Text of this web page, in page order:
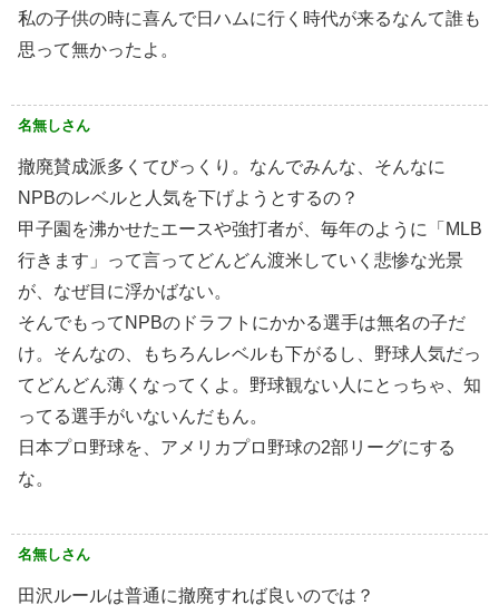
私の子供の時に喜んで日ハムに行く時代が来るなんて誰も
思って無かったよ。
名無しさん
撤廃賛成派多くてびっくり。なんでみんな、そんなに
NPBのレベルと人気を下げようとするの？
甲子園を沸かせたエースや強打者が、毎年のように「MLB
行きます」って言ってどんどん渡米していく悲惨な光景
が、なぜ目に浮かばない。
そんでもってNPBのドラフトにかかる選手は無名の子だ
け。そんなの、もちろんレベルも下がるし、野球人気だっ
てどんどん薄くなってくよ。野球観ない人にとっちゃ、知
ってる選手がいないんだもん。
日本プロ野球を、アメリカプロ野球の2部リーグにする
な。
名無しさん
田沢ルールは普通に撤廃すれば良いのでは？